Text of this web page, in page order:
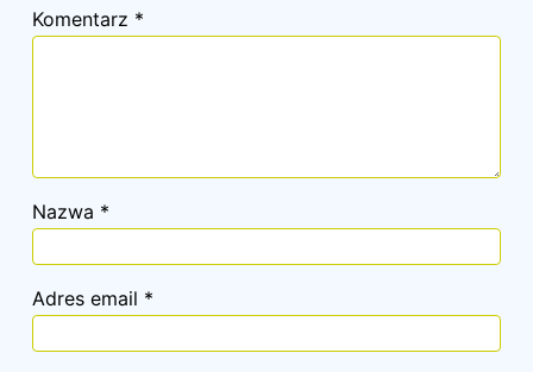
Komentarz *
Nazwa *
Adres email *